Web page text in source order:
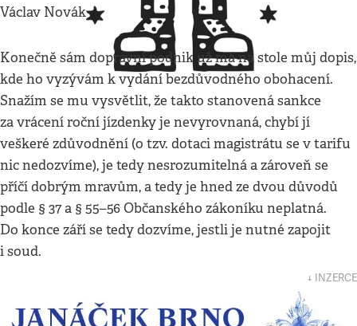
Václav Novák
Konečně sám dopravní podnik už má na stole můj dopis,
kde ho vyzývám k vydání bezdůvodného obohacení.
Snažím se mu vysvětlit, že takto stanovená sankce
za vrácení roční jízdenky je nevyrovnaná, chybí jí
veškeré zdůvodnění (o tzv. dotaci magistrátu se v tarifu
nic nedozvíme), je tedy nesrozumitelná a zároveň se
příčí dobrým mravům, a tedy je hned ze dvou důvodů
podle § 37 a § 55–56 Občanského zákoníku neplatná.
Do konce září se tedy dozvíme, jestli je nutné zapojit
i soud.
↓ INZERCE